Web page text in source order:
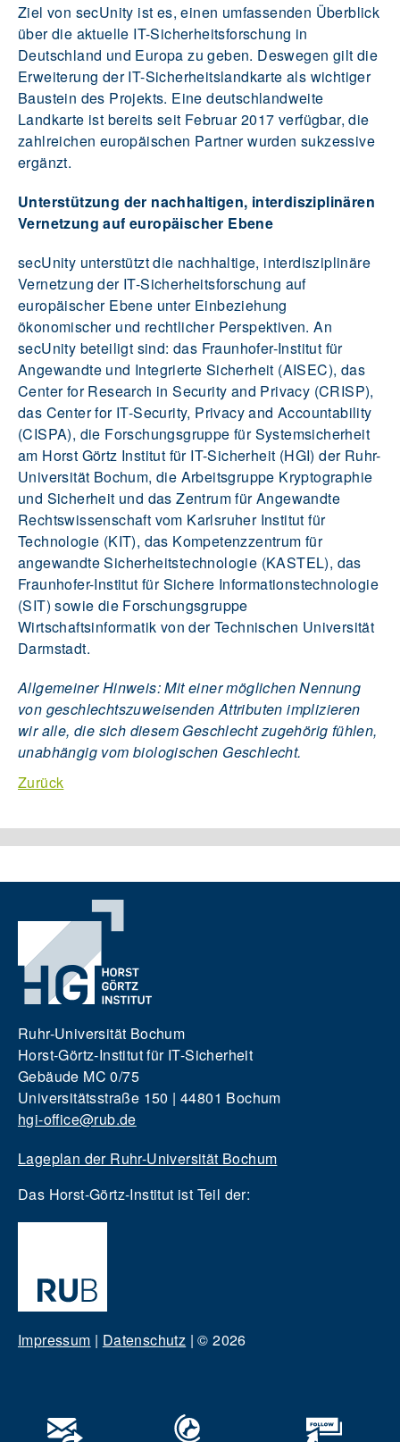
Ziel von secUnity ist es, einen umfassenden Überblick
über die aktuelle IT-Sicherheitsforschung in
Deutschland und Europa zu geben. Deswegen gilt die
Erweiterung der IT-Sicherheitslandkarte als wichtiger
Baustein des Projekts. Eine deutschlandweite
Landkarte ist bereits seit Februar 2017 verfügbar, die
zahlreichen europäischen Partner wurden sukzessive
ergänzt.
Unterstützung der nachhaltigen, interdisziplinären
Vernetzung auf europäischer Ebene
secUnity unterstützt die nachhaltige, interdisziplinäre
Vernetzung der IT-Sicherheitsforschung auf
europäischer Ebene unter Einbeziehung
ökonomischer und rechtlicher Perspektiven. An
secUnity beteiligt sind: das Fraunhofer-Institut für
Angewandte und Integrierte Sicherheit (AISEC), das
Center for Research in Security and Privacy (CRISP),
das Center for IT-Security, Privacy and Accountability
(CISPA), die Forschungsgruppe für Systemsicherheit
am Horst Görtz Institut für IT-Sicherheit (HGI) der Ruhr-
Universität Bochum, die Arbeitsgruppe Kryptographie
und Sicherheit und das Zentrum für Angewandte
Rechtswissenschaft vom Karlsruher Institut für
Technologie (KIT), das Kompetenzzentrum für
angewandte Sicherheitstechnologie (KASTEL), das
Fraunhofer-Institut für Sichere Informationstechnologie
(SIT) sowie die Forschungsgruppe
Wirtschaftsinformatik von der Technischen Universität
Darmstadt.
Allgemeiner Hinweis: Mit einer möglichen Nennung
von geschlechtszuweisenden Attributen implizieren
wir alle, die sich diesem Geschlecht zugehörig fühlen,
unabhängig vom biologischen Geschlecht.
Zurück
Ruhr-Universität Bochum
Horst-Görtz-Institut für IT-Sicherheit
Gebäude MC 0/75
Universitätsstraße 150 | 44801 Bochum
hgi-office@rub.de
Lageplan der Ruhr-Universität Bochum
Das Horst-Görtz-Institut ist Teil der:
Impressum | Datenschutz |© 2026